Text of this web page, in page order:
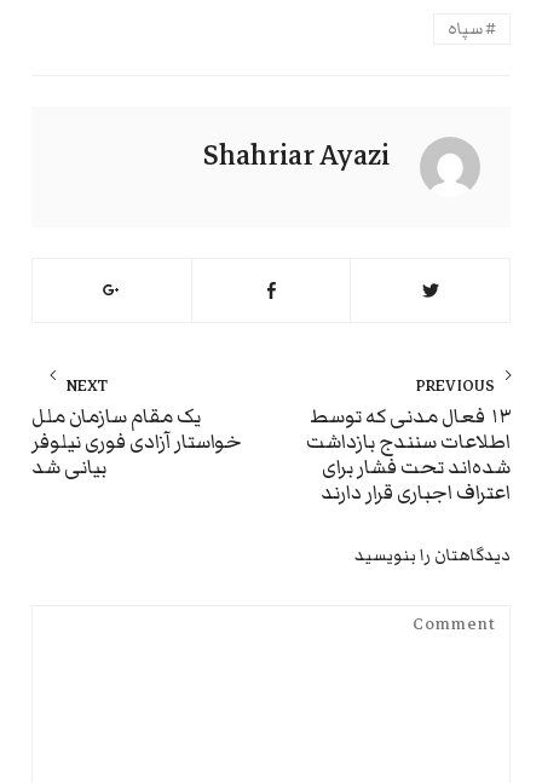
سپاه
Shahriar Ayazi
راهبری
نوشته
PREVIOUS
Previous
post:
۱۳ فعال مدنی که توسط
اطلاعات سنندج بازداشت
شده‌اند تحت فشار برای
اعتراف اجباری قرار دارند
NEXT
یک مقام سازمان ملل
خواستار آزادی فوری نیلوفر
بیانی شد
دیدگاهتان را بنویسید